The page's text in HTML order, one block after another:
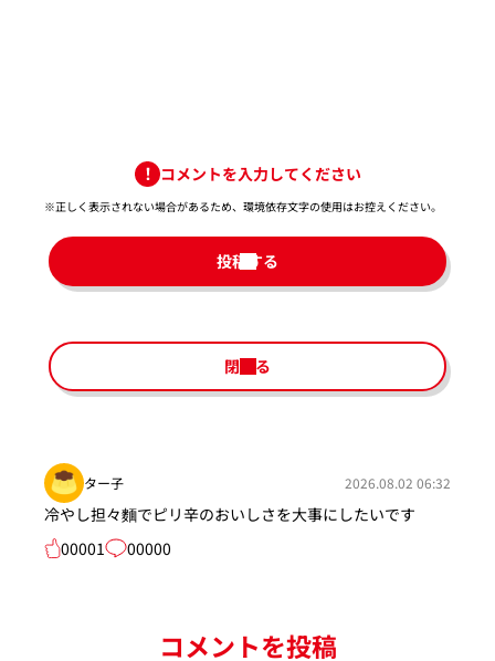
コメントを入力してください
※正しく表示されない場合があるため、環境依存文字の使用はお控えください。​
投稿する
閉じる
ター子 2026.08.02 06:32
冷やし担々麵でピリ辛のおいしさを大事にしたいです
00001
00000
コメントを投稿